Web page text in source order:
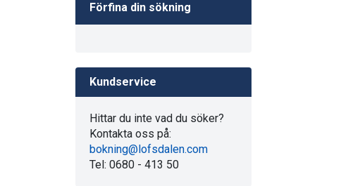
Förfina din sökning
Kundservice
Hittar du inte vad du söker?
Kontakta oss på:
bokning@lofsdalen.com
Tel: 0680 - 413 50